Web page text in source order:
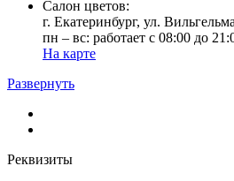
Cалон цветов:
г. Екатеринбург, ул.
пн – вс: работает с 08:00 до
На карте
Развернуть
Реквизиты